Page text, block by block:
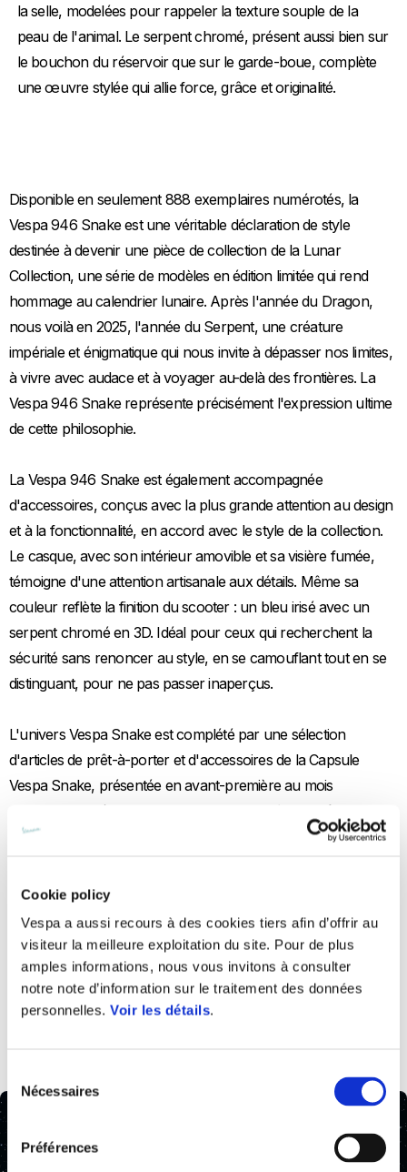
Cookie policy
Vespa a aussi recours à des cookies tiers afin d’offrir au
visiteur la meilleure exploitation du site. Pour de plus
amples informations, nous vous invitons à consulter
notre note d’information sur le traitement des données
personnelles. Voir les détails.
du Nécessaires
Préférences
la selle, modelées pour rappeler la texture souple de la
peau de l'animal. Le serpent chromé, présent aussi bien sur
le bouchon du réservoir que sur le garde-boue, complète
une œuvre stylée qui allie force, grâce et originalité.
Disponible en seulement 888 exemplaires numérotés, la
Vespa 946 Snake est une véritable déclaration de style
destinée à devenir une pièce de collection de la Lunar
Collection, une série de modèles en édition limitée qui rend
hommage au calendrier lunaire. Après l'année du Dragon,
nous voilà en 2025, l'année du Serpent, une créature
impériale et énigmatique qui nous invite à dépasser nos limites,
à vivre avec audace et à voyager au-delà des frontières. La
Vespa 946 Snake représente précisément l'expression ultime
de cette philosophie.
La Vespa 946 Snake est également accompagnée
d'accessoires, conçus avec la plus grande attention au design
et à la fonctionnalité, en accord avec le style de la collection.
Le casque, avec son intérieur amovible et sa visière fumée,
témoigne d'une attention artisanale aux détails. Même sa
couleur reflète la finition du scooter : un bleu irisé avec un
serpent chromé en 3D. Idéal pour ceux qui recherchent la
sécurité sans renoncer au style, en se camouflant tout en se
distinguant, pour ne pas passer inaperçus.
L'univers Vespa Snake est complété par une sélection
d'articles de prêt-à-porter et d'accessoires de la Capsule
Vespa Snake, présentée en avant-première au mois
d'octobre, et désormais enrichie de deux pièces maîtresses : le
manteau long et le blouson bomber. Le manteau blanc, long
tandis que les détails du profil de serpent ton sur ton
bomber a un reflet irisé qui évoque les teintes glacées du
paysage hivernal. Le contraste entre le tissu brillant et les
détails graphiques brodés confère à la pièce une esthétique
forte et contemporaine.